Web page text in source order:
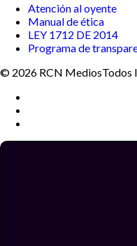
Atención al oyente
Manual de ética
LEY 1712 DE 2014
Programa de
© 2026 RCN MediosTodos